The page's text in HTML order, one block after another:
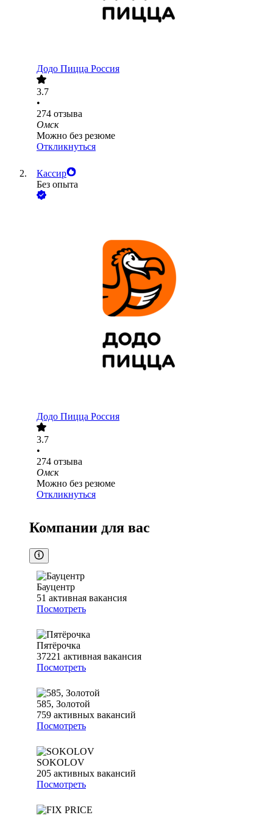
Додо Пицца Россия
3.7
•
274 отзыва
Омск
Можно без резюме
Откликнуться
Кассир
Без опыта
Додо Пицца Россия
3.7
•
274 отзыва
Омск
Можно без резюме
Откликнуться
Компании для вас
Бауцентр
51 активная вакансия
Посмотреть
Пятёрочка
37221 активная вакансия
Посмотреть
585, Золотой
759 активных вакансий
Посмотреть
SOKOLOV
205 активных вакансий
Посмотреть